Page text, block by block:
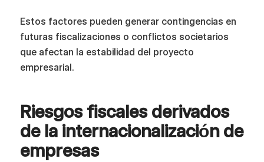
Estos factores pueden generar contingencias en
futuras fiscalizaciones o conflictos societarios
que afectan la estabilidad del proyecto
empresarial.
Riesgos fiscales derivados
de la internacionalización de
empresas